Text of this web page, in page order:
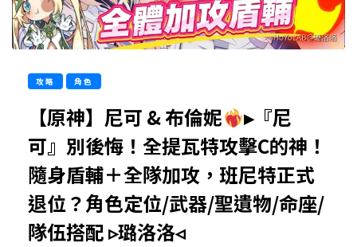
攻略 角色
【原神】尼可 & 布倫妮
▸『尼
可』別後悔！全提瓦特攻擊C的神！
隨身盾輔＋全隊加攻，班尼特正式
退位？角色定位/武器/聖遺物/命座/
隊伍搭配 ▹璐洛洛◃